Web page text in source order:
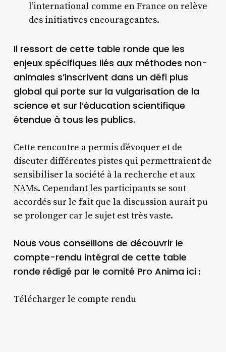
l’international comme en France on relève
des initiatives encourageantes.
Il ressort de cette table ronde que les
enjeux spécifiques liés aux méthodes non-
animales s’inscrivent dans un défi plus
global qui porte sur la vulgarisation de la
science et sur l’éducation scientifique
étendue à tous les publics.
Cette rencontre a permis d’évoquer et de
discuter différentes pistes qui permettraient de
sensibiliser la société à la recherche et aux
NAMs. Cependant les participants se sont
accordés sur le fait que la discussion aurait pu
se prolonger car le sujet est très vaste.
Nous vous conseillons de découvrir le
compte-rendu intégral de cette table
ronde rédigé par le comité Pro Anima ici:
Télécharger le compte rendu